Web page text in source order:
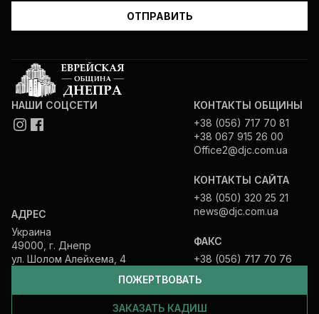
ПОЖЕРТВОВАТЬ
ЗАКАЗАТЬ КАДИШ
НАШИ СОЦСЕТИ
АДРЕС
Украина
49000, г. Днепр
ул. Шолом Алейхема, 4
КОНТАКТЫ ОБЩИНЫ
+38 (056) 717 70 81
+38 067 915 26 00
Office2@djc.com.ua
КОНТАКТЫ САЙТА
+38 (050) 320 25 21
news@djc.com.ua
ФАКС
+38 (056) 717 70 76